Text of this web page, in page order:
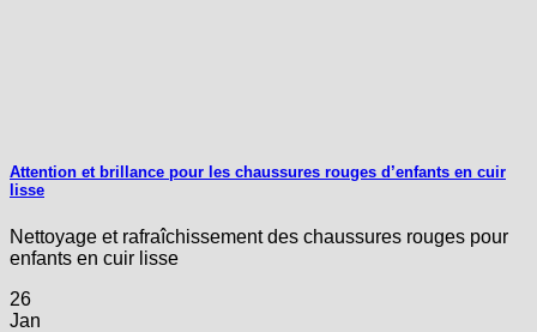
Attention et brillance pour les chaussures rouges d’enfants en cuir
lisse
Nettoyage et rafraîchissement des chaussures rouges pour
enfants en cuir lisse
26
Jan